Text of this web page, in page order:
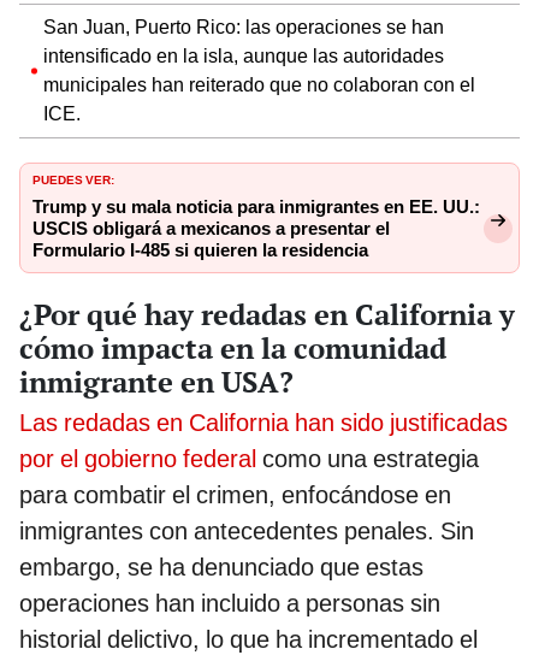
San Juan, Puerto Rico: las operaciones se han
intensificado en la isla, aunque las autoridades
municipales han reiterado que no colaboran con el
ICE.
PUEDES VER:
Trump y su mala noticia para inmigrantes en EE. UU.:
USCIS obligará a mexicanos a presentar el
Formulario I-485 si quieren la residencia
¿Por qué hay redadas en California y
cómo impacta en la comunidad
inmigrante en USA?
Las redadas en California han sido justificadas
por el gobierno federal como una estrategia
para combatir el crimen, enfocándose en
inmigrantes con antecedentes penales. Sin
embargo, se ha denunciado que estas
operaciones han incluido a personas sin
historial delictivo, lo que ha incrementado el